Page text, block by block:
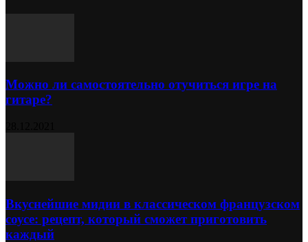
Можно ли самостоятельно отучиться игре на
гитаре?
Вкуснейшие мидии в классическом французском
соусе: рецепт, который сможет приготовить
каждый